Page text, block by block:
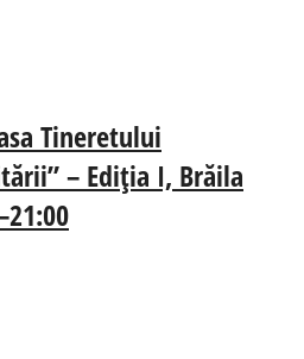
Tineretului
– Ediția I, Brăila